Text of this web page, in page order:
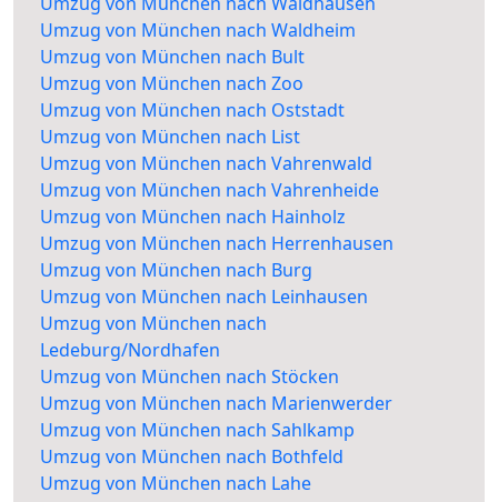
Umzug von München nach Waldheim
Umzug von München nach Bult
Umzug von München nach Zoo
Umzug von München nach Oststadt
Umzug von München nach List
Umzug von München nach Vahrenwald
Umzug von München nach Vahrenheide
Umzug von München nach Hainholz
Umzug von München nach Herrenhausen
Umzug von München nach Burg
Umzug von München nach Leinhausen
Umzug von München nach
Ledeburg/Nordhafen
Umzug von München nach Stöcken
Umzug von München nach Marienwerder
Umzug von München nach Sahlkamp
Umzug von München nach Bothfeld
Umzug von München nach Lahe